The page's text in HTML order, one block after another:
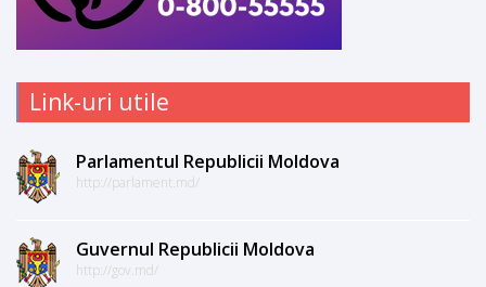
Link-uri utile
Parlamentul Republicii Moldova
http://parlament.md/
Guvernul Republicii Moldova
http://gov.md/